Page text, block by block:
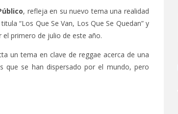
, refleja en su nuevo tema una realidad
“Los Que Se Van, Los Que Se Quedan” y
el primero de julio de este año.
un tema en clave de reggae acerca de una
que se han dispersado por el mundo, pero